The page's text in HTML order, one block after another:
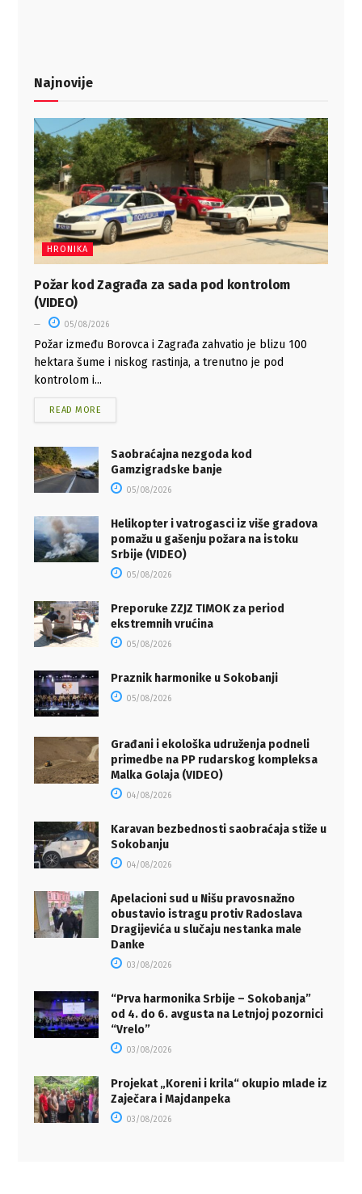
Najnovije
HRONIKA
Požar kod Zagrađa za sada pod kontrolom
(VIDEO)
05/08/2026
Požar između Borovca i Zagrađa zahvatio je blizu 100
hektara šume i niskog rastinja, a trenutno je pod
kontrolom i...
READ MORE
Saobraćajna nezgoda kod
Gamzigradske banje
05/08/2026
Helikopter i vatrogasci iz više gradova
pomažu u gašenju požara na istoku
Srbije (VIDEO)
05/08/2026
Preporuke ZZJZ TIMOK za period
ekstremnih vrućina
05/08/2026
Praznik harmonike u Sokobanji
05/08/2026
Građani i ekološka udruženja podneli
primedbe na PP rudarskog kompleksa
Malka Golaja (VIDEO)
04/08/2026
Karavan bezbednosti saobraćaja stiže u
Sokobanju
04/08/2026
Apelacioni sud u Nišu pravosnažno
obustavio istragu protiv Radoslava
Dragijevića u slučaju nestanka male
Danke
03/08/2026
“Prva harmonika Srbije – Sokobanja”
od 4. do 6. avgusta na Letnjoj pozornici
“Vrelo”
03/08/2026
Projekat „Koreni i krila“ okupio mlade iz
Zaječara i Majdanpeka
03/08/2026